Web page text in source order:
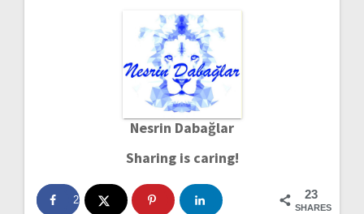
Nesrin Dabağlar
Sharing is caring!
23
SHARES
23